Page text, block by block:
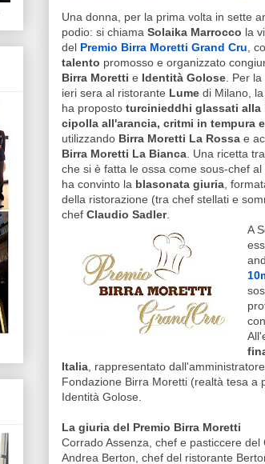
Una donna, per la prima volta in sette
podio: si chiama Solaika Marrocco la
del Premio Birra Moretti Grand Cru,
talento promosso e organizzato
Birra Moretti e Identità Golose. Per la
ieri sera al ristorante Lume di Milano,
ha proposto turcinieddhi glassati alla
cipolla all'arancia, critmi in tempura
utilizzando Birra Moretti La Rossa e
Birra Moretti La Bianca. Una ricetta
che si è fatta le ossa come sous-chef
ha convinto la blasonata giuria,
della ristorazione (tra chef stellati e
chef Claudio Sadler.
A
Italia, rappresentato
Fondazione Birra Moretti (realtà tesa a
Identità Golose.
La giuria del Premio Birra Moretti
Corrado Assenza, chef e pasticcere del
Andrea Berton, chef del ristorante